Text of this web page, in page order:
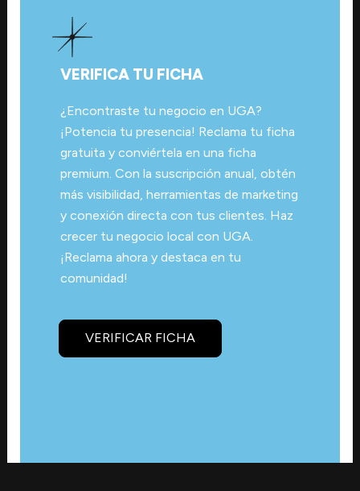
VERIFICA TU FICHA
¿Encontraste tu negocio en UGA?
¡Potencia tu presencia! Reclama tu ficha
gratuita y conviértela en una ficha
premium. Con la suscripción anual, obtén
más visibilidad, herramientas de marketing
y conexión directa con tus clientes. Haz
crecer tu negocio local con UGA.
¡Reclama ahora y destaca en tu
comunidad!
VERIFICAR FICHA